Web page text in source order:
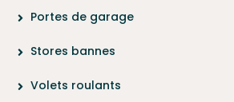
Portes de garage
Stores bannes
Volets roulants